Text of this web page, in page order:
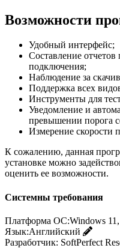
Возможности
Удобный интерфейс;
Составление
подключения;
Наблюдение за
Поддержка всех
Инструменты для
Уведомление и
превышении порога
Измерение скорости
К сожалению, данная
установке можно
оценить ее возможности.
Системны требования
Платформа ОС:Windows
Язык:Английский
Разработчик: SoftPerfect